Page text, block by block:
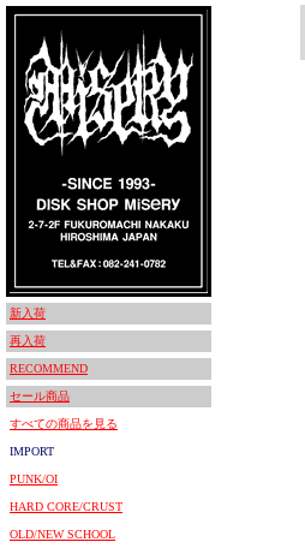
新入荷
再入荷
RECOMMEND
セール商品
すべての商品を見る
IMPORT
PUNK/OI
HARD CORE/CRUST
OLD/NEW SCHOOL